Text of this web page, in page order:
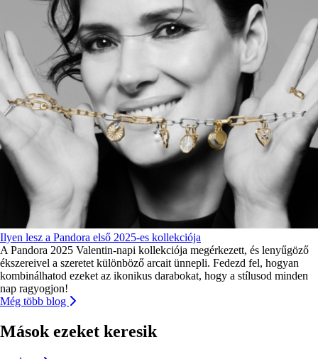
Ilyen lesz a Pandora első 2025-es kollekciója
A Pandora 2025 Valentin-napi kollekciója megérkezett, és lenyűgöző
ékszereivel a szeretet különböző arcait ünnepli. Fedezd fel, hogyan
kombinálhatod ezeket az ikonikus darabokat, hogy a stílusod minden
nap ragyogjon!
Még több blog
Mások ezeket keresik